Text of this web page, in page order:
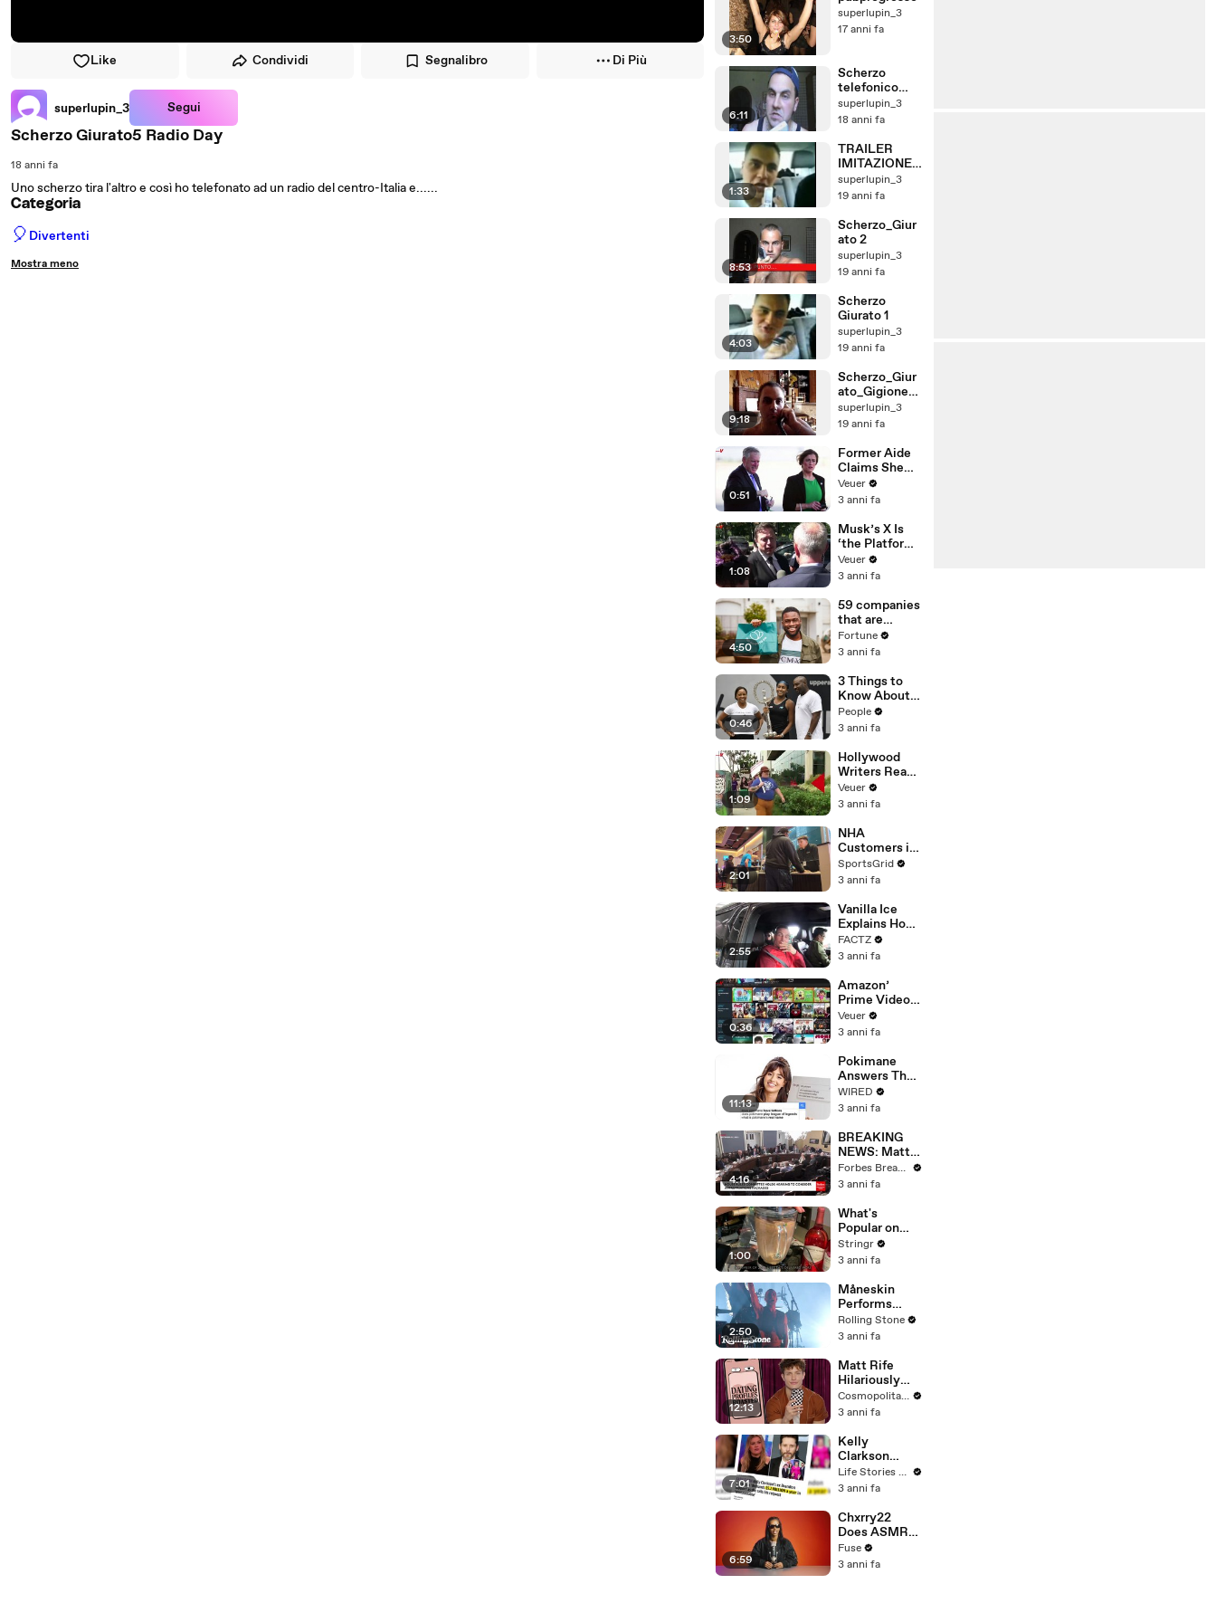
Like Condividi Segnalibro Di Più
superlupin_3 Segui
Scherzo Giurato5 Radio Day
18 anni fa
Uno scherzo tira l'altro e così ho telefonato ad un radio del centro-Italia e......
Categoria
🎈 Divertenti
Mostra meno
3:50
superlupin_3
17 anni fa
6:11
Scherzo
telefonico
Giurato 4 a
Maurizio
superlupin_3
18 anni fa
1:33
TRAILER
IMITAZIONE
LUCA
GIURATO
superlupin_3
19 anni fa
8:53
Scherzo_Giur
ato 2
superlupin_3
19 anni fa
4:03
Scherzo
Giurato 1
superlupin_3
19 anni fa
9:18
Scherzo_Giur
ato_Gigione_
Web
superlupin_3
19 anni fa
0:51
Former Aide
Claims She
Was Asked to
Make a ‘Hit
Trump
Veuer
3 anni fa
1:08
Musk’s X Is
‘the Platform
With the
Largest Ratio
Misinformatio
n or
Disinformatio
n’ Amongst
All Social
Media
Platforms
Veuer
3 anni fa
4:50
59 companies
that are
changing the
world: From
Chobani
Fortune
3 anni fa
0:46
3 Things to
Know About
Coco Gauff's
Parents
People
3 anni fa
1:09
Hollywood
Writers Reach
‘Tentative
Agreement’
After 146 Day
Strike
Veuer
3 anni fa
2:01
NHA
Customers in
Limbo as
Company
Potential
Merger
SportsGrid
3 anni fa
2:55
Vanilla Ice
Explains How
the 90’s
Shaped
FACTZ
3 anni fa
0:36
Amazon’
Prime Video
Will Show
Commercials
Year
Veuer
3 anni fa
11:13
Pokimane
Answers The
Web's Most
Searched
WIRED
3 anni fa
4:16
BREAKING
NEWS: Matt
Gaetz Tells
House
'I'm Not Going
To Vote For A
Continuing
Resolution'
Forbes Breaking News
3 anni fa
1:00
What's
Popular on
Uber Eats?
Stringr
3 anni fa
2:50
Måneskin
Performs
"HONEY" at
MSG
Rolling Stone
3 anni fa
12:13
Matt Rife
Hilariously
Roasts Your
Dating
Cosmopolitan
Cosmopolitan USA
3 anni fa
7:01
Kelly
Clarkson
Fights Back
Against
Blackstock In
Devastating
Divorce
Battle
Life Stories By Goalcast
3 anni fa
6:59
Chxrry22
Does ASMR
with Matcha,
Talks Using
Fuse
3 anni fa